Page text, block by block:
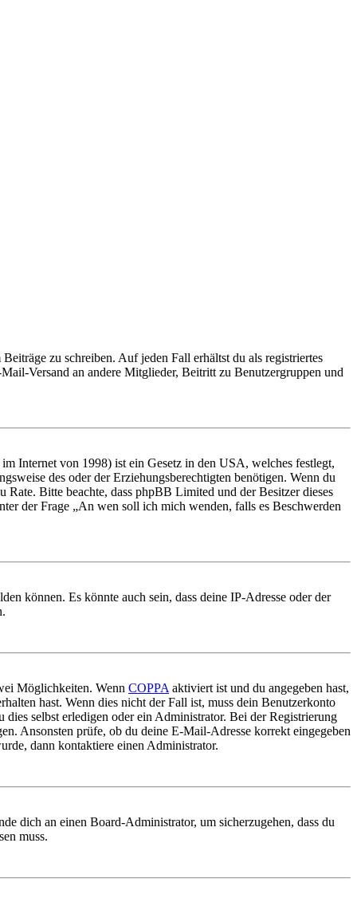
zu schreiben. Auf jeden Fall erhältst du als registriertes
Versand an andere Mitglieder, Beitritt zu Benutzergruppen und
Internet von 1998) ist ein Gesetz in den USA, welches festlegt,
des oder der Erziehungsberechtigten benötigen. Wenn du
Bitte beachte, dass phpBB Limited und der Besitzer dieses
der Frage „An wen soll ich mich wenden, falls es Beschwerden
können. Es könnte auch sein, dass deine IP-Adresse oder der
Möglichkeiten. Wenn COPPA aktiviert ist und du angegeben hast,
hast. Wenn dies nicht der Fall ist, muss dein Benutzerkonto
selbst erledigen oder ein Administrator. Bei der Registrierung
Ansonsten prüfe, ob du deine E-Mail-Adresse korrekt eingegeben
dann kontaktiere einen Administrator.
dich an einen Board-Administrator, um sicherzugehen, dass du
muss.